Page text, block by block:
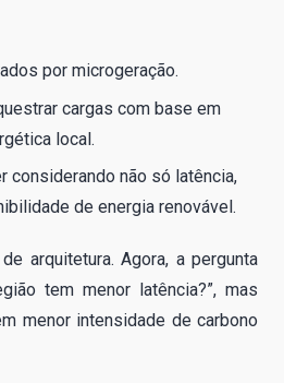
por microgeração.
cargas com base em
local.
considerando não só latência,
de energia renovável.
arquitetura. Agora, a pergunta
tem menor latência?”, mas
menor intensidade de carbono